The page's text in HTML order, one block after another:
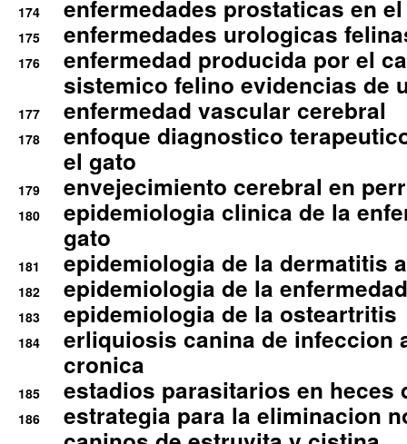
174 enfermedades prostaticas en
175 enfermedades urologicas
176
enfermedad producida por el
sistemico felino evidencias de
177 enfermedad vascular cerebral
178
enfoque diagnostico
el gato
179 envejecimiento cerebral en
180
epidemiologia clinica de la
gato
181 epidemiologia de la dermatitis
182 epidemiologia de la
183 epidemiologia de la osteartritis
184
erliquiosis canina de infeccion
cronica
185 estadios parasitarios en heces
186
estrategia para la eliminacion